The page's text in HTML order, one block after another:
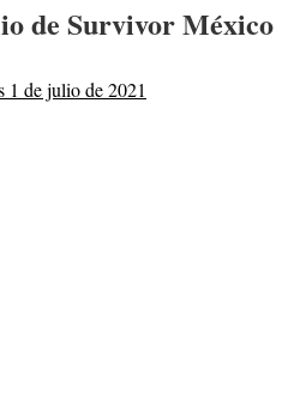
de Survivor México
1 de julio de 2021